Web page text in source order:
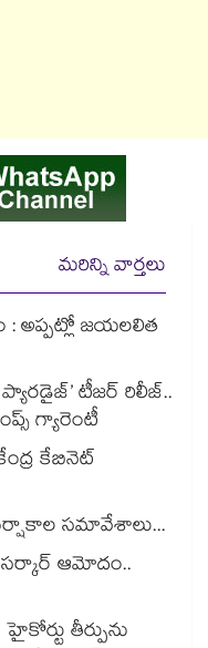
మరిన్ని వార్తలు
అప్పట్లో జయలలిత
ప్యారడైజ్‌‌’ టీజర్ రిలీజ్..
గ్యారెంటీ
కేబినెట్
వర్షాకాల సమావేశాలు...
సర్కార్ ఆమోదం..
తీర్పును